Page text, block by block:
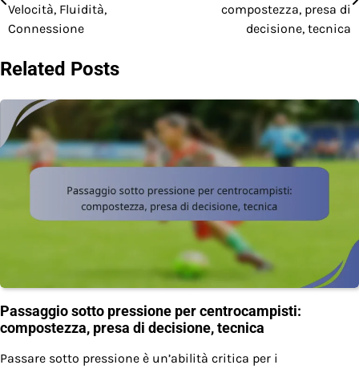
Velocità, Fluidità,
Connessione
compostezza, presa di
decisione, tecnica
Related Posts
Passaggio sotto pressione per centrocampisti:
compostezza, presa di decisione, tecnica
Passare sotto pressione è un’abilità critica per i